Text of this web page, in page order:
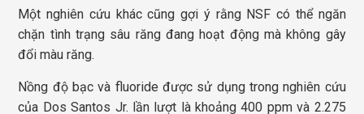
Một nghiên cứu khác cũng gợi ý rằng NSF có thể ngăn
chặn tình trạng sâu răng đang hoạt động mà không gây
đổi màu răng.
Nồng độ bạc và fluoride được sử dụng trong nghiên cứu
của Dos Santos Jr. lần lượt là khoảng 400 ppm và 2.275